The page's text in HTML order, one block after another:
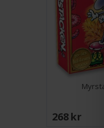
268 SEK